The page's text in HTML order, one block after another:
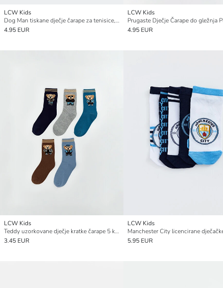
LCW Kids
Dog Man tiskane dječje čarape za tenisice, pakiranje od 5 komada
4.95 EUR
LCW Kids
4.95 EUR
LCW Kids
Teddy uzorkovane dječje kratke čarape 5 komada
3.45 EUR
LCW Kids
5.95 EUR